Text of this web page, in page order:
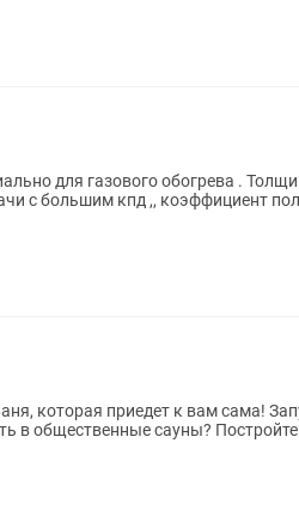
для газового обогрева .
с большим кпд ,, коэффициент